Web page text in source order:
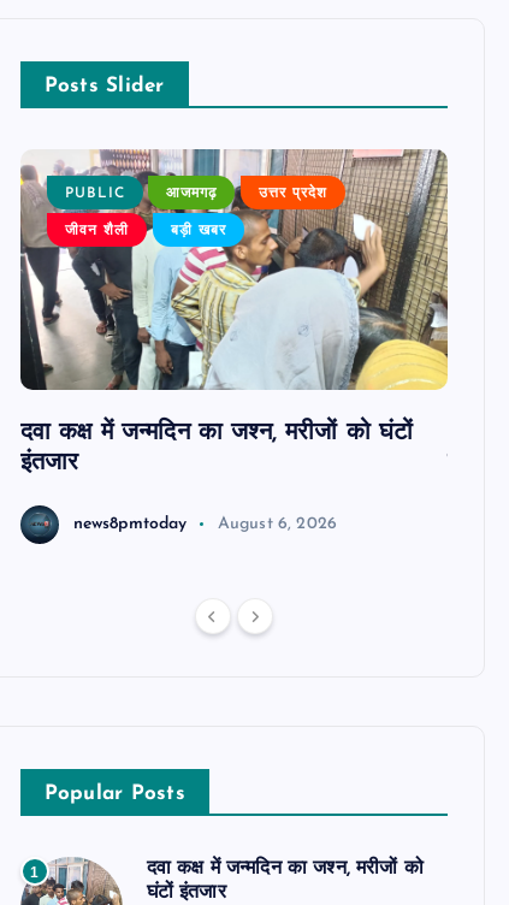
Posts Slider
PUBLIC आजमगढ़ उत्तर प्रदेश
जीवन शैली बड़ी खबर
दवा कक्ष में जन्मदिन का जश्न, मरीजों को घंटों
इंतजार
news8pmtoday August 6, 2026
Popular Posts
1
दवा कक्ष में जन्मदिन का जश्न, मरीजों को
घंटों इंतजार